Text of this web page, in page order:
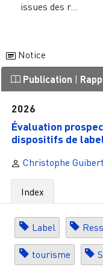
issues des r...
Notice
Publication
2026
Évaluation
dispositifs de
Christophe Guibert
Index
Label
tourisme